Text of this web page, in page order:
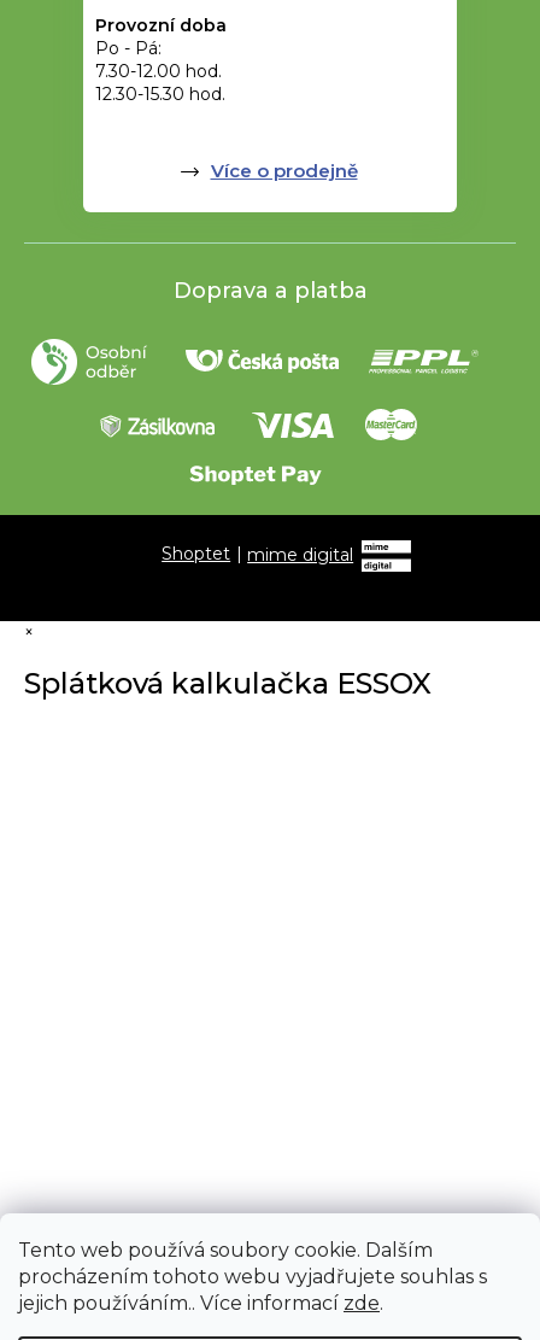
Tento web používá soubory cookie. Dalším
procházením tohoto webu vyjadřujete souhlas s
jejich používáním.. Více informací zde.
Provozní doba
Po - Pá:
7.30-12.00 hod.
12.30-15.30 hod.
Více o prodejně
Doprava a platba
Shoptet |mime digital
×
Splátková kalkulačka ESSOX